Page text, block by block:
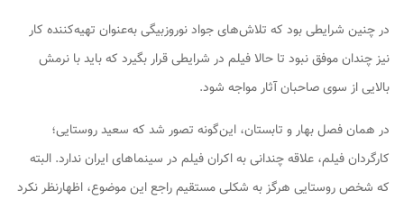
در چنین شرایطی بود که تلاش‌های جواد نوروزبیگی به‌عنوان تهیه‌کننده کار
نیز چندان موفق نبود تا حالا فیلم در شرایطی قرار بگیرد که باید با نرمش
بالایی از سوی صاحبان آثار مواجه شود.
در همان فصل بهار و تابستان، این‌گونه تصور شد که سعید روستایی؛
کارگردان فیلم، علاقه چندانی به اکران فیلم در سینماهای ایران ندارد. البته
که شخص روستایی هرگز به شکلی مستقیم راجع این موضوع، اظهارنظر نکرد